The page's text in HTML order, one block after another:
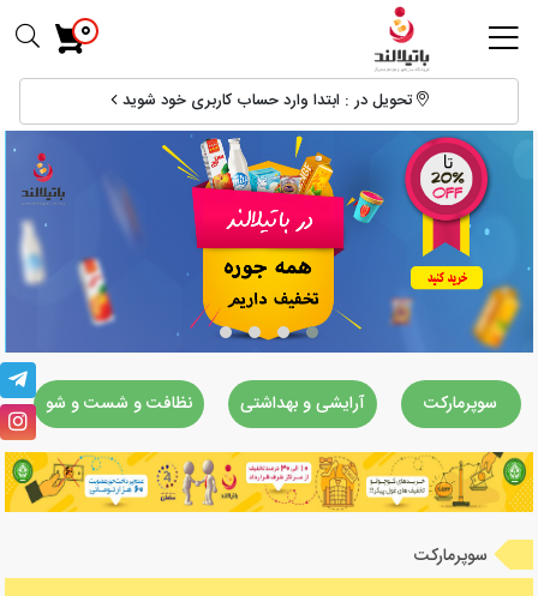
0
تحویل در : ابتدا وارد حساب کاربری خود شوید
سوپرمارکت آرایشی و بهداشتی نظافت و شست و شو
سوپرمارکت